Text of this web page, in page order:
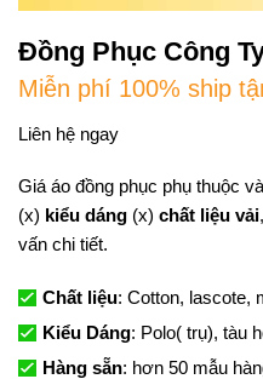
Đồng Phục Công
Miễn phí 100% ship
Liên hệ ngay
Giá áo đồng phục phụ thuộc
(x) kiểu dáng (x) chất liệu vải
vấn chi tiết.
Chất liệu: Cotton, lascote,
Kiểu Dáng: Polo( trụ), tàu
Hàng sẵn: hơn 50 mẫu